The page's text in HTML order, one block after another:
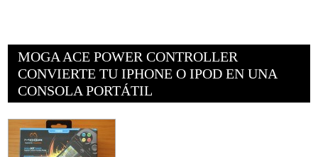
MOGA ACE POWER CONTROLLER
CONVIERTE TU IPHONE O IPOD EN UNA
CONSOLA PORTÁTIL